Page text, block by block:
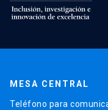
MESA CENTRAL
Teléfono para